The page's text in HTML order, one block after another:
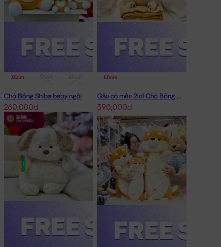
35cm 95cm
Chó Bông Shiba baby ngồi
260,000đ
50cm
Gấu có mền 2in1 Chó Bông Mặt Xệ Đội Gà
390,000đ